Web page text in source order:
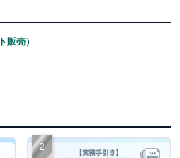
販売）